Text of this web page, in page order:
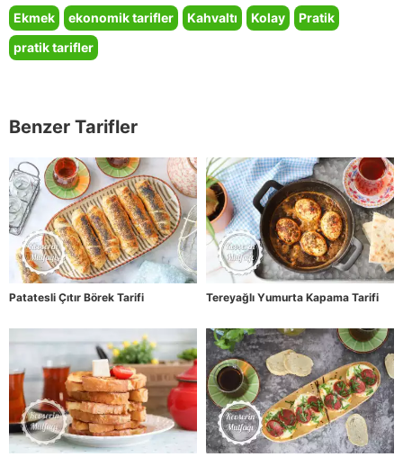
Ekmek ekonomik tarifler Kahvaltı Kolay
Pratik
pratik tarifler
Benzer Tarifler
Patatesli Çıtır Börek Tarifi Tereyağlı Yumurta Kapama Tarifi